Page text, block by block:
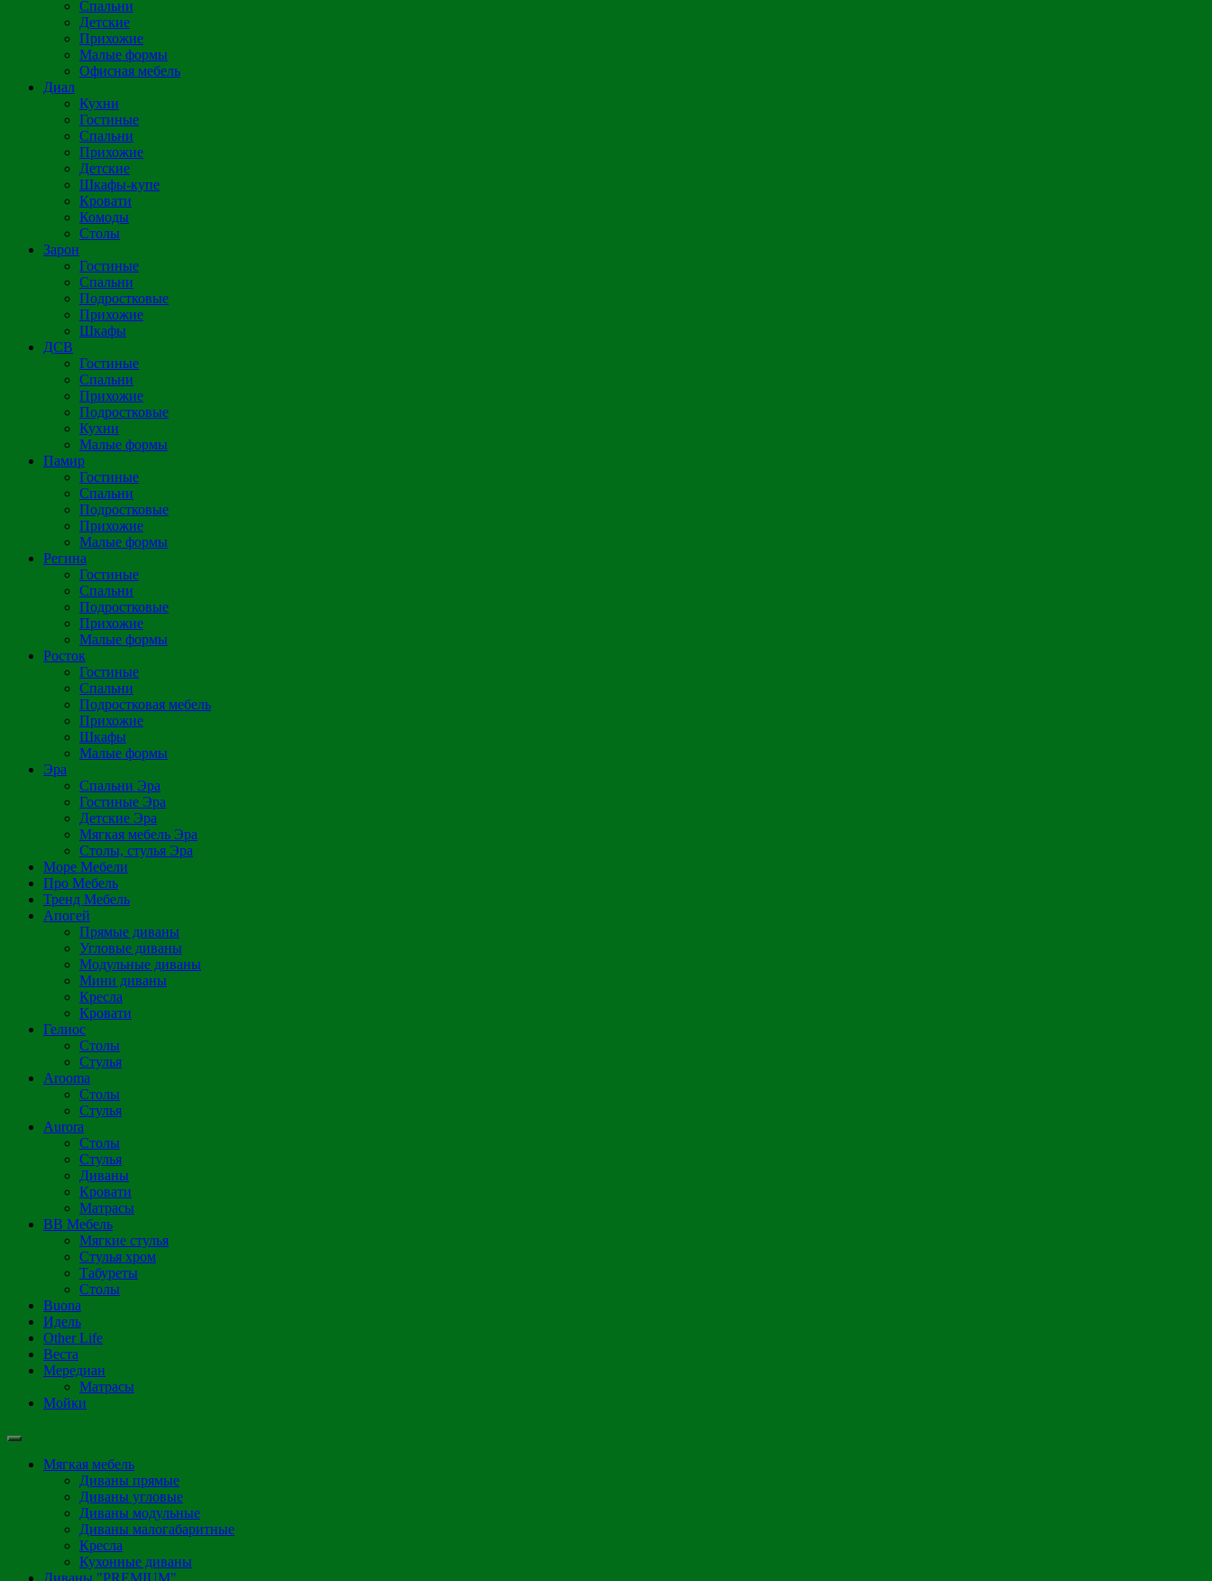
Спальни
Детские
Прихожие
Малые формы
Офисная мебель
Диал
Кухни
Гостиные
Спальни
Прихожие
Детские
Шкафы-купе
Кровати
Комоды
Столы
Зарон
Гостиные
Спальни
Подростковые
Прихожие
Шкафы
ДСВ
Гостиные
Спальни
Прихожие
Подростковые
Кухни
Малые формы
Памир
Гостиные
Спальни
Подростковые
Прихожие
Малые формы
Регина
Гостиные
Спальни
Подростковые
Прихожие
Малые формы
Росток
Гостиные
Спальни
Подростковая мебель
Прихожие
Шкафы
Малые формы
Эра
Спальни Эра
Гостиные Эра
Детские Эра
Мягкая мебель Эра
Столы, стулья Эра
Море Мебели
Про Мебель
Тренд Мебель
Апогей
Прямые диваны
Угловые диваны
Модульные диваны
Мини диваны
Кресла
Кровати
Гелиос
Столы
Стулья
Arooma
Столы
Стулья
Aurora
Столы
Стулья
Диваны
Кровати
Матрасы
ВВ Мебель
Мягкие стулья
Стулья хром
Табуреты
Столы
Buona
Идель
Other Life
Веста
Мередиан
Матрасы
Мойки
Мягкая мебель
Диваны прямые
Диваны угловые
Диваны модульные
Диваны малогабаритные
Кресла
Кухонные диваны
Диваны "PREMIUM"